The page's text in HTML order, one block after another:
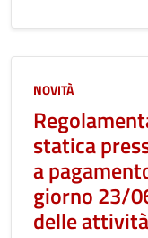
NOVITÀ
statica
a
giorno 23/
delle